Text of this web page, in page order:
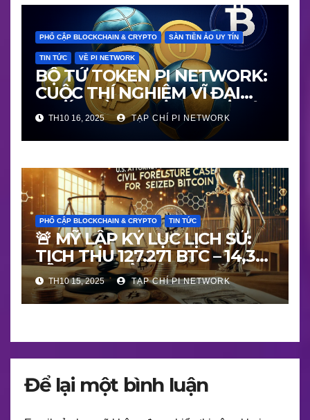
PHỔ CẬP BLOCKCHAIN & CRYPTO SÀN TIỀN ẢO UY TÍN
TIN TỨC VỀ PI NETWORK
BỘ TỨ TOKEN PI NETWORK:
CUỘC THÍ NGHIỆM VĨ ĐẠI
NHẤT VỀ BLOCKCHAIN THẬT
– NGƯỜI THẬT – GIÁ TRỊ
THẬT
TH10 16, 2025 TẠP CHÍ PI NETWORK
PHỔ CẬP BLOCKCHAIN & CRYPTO TIN TỨC
🚨 MỸ LẬP KỶ LỤC LỊCH SỬ:
TỊCH THU 127.271 BTC – 14,36
TỶ USD – MỞ MÀN “THỜI ĐẠI
PHÁP LÝ BLOCKCHAIN”!
TH10 15, 2025 TẠP CHÍ PI NETWORK
Để lại một bình luận